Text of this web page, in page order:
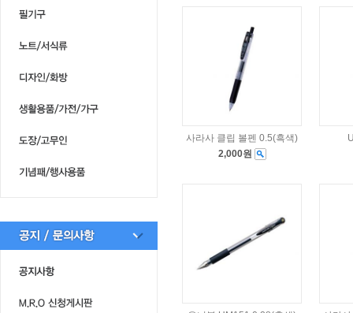
사라사 클립 볼펜 0.5(흑색)
2,000원